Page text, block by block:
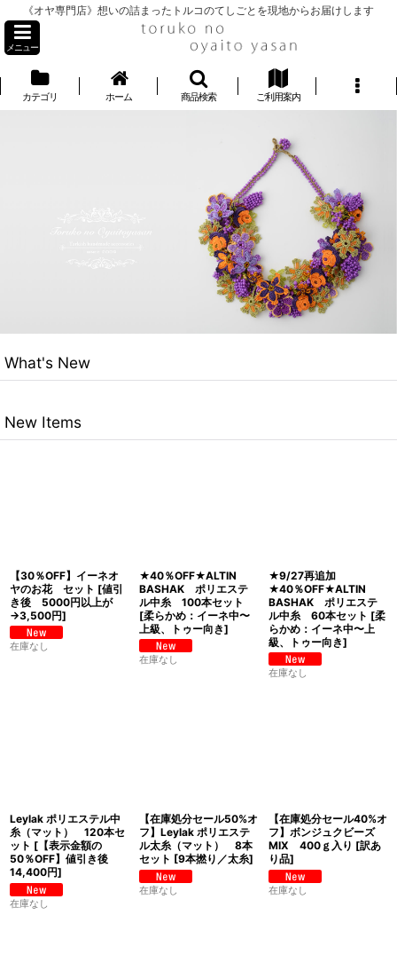
《オヤ専門店》想いの詰まったトルコのてしごとを現地からお届けします
メニュー
カテゴリ ホーム 商品検索 ご利用案内
What's New
New Items
【30％OFF】イーネオ
ヤのお花 セット [値引
き後 5000円以上が
→3,500円]
在庫なし
★40％OFF★ALTIN
BASHAK ポリエステ
ル中糸 100本セット
[柔らかめ：イーネ中〜
上級、トゥー向き]
在庫なし
★9/27再追加
★40％OFF★ALTIN
BASHAK ポリエステ
ル中糸 60本セット [柔
らかめ：イーネ中〜上
級、トゥー向き]
在庫なし
Leylak ポリエステル中
糸（マット） 120本セ
ット [ 【表示金額の
50％OFF】値引き後
14,400円]
在庫なし
【在庫処分セール50%オ
フ】Leylak ポリエステ
ル太糸（マット） 8本
セット [9本撚り／太糸]
在庫なし
【在庫処分セール40%オ
フ】ボンジュクビーズ
MIX 400ｇ入り [訳あ
り品]
在庫なし